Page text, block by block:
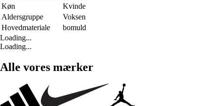
Køn
Kvinde
Aldersgruppe
Voksen
Hovedmateriale
bomuld
Loading...
Loading...
Alle vores mærker